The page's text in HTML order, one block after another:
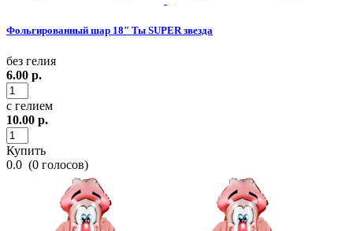
Фольгированный шар 18" Ты SUPER звезда
без гелия
6.00 р.
с гелием
10.00 р.
Купить
0.0 (0 голосов)